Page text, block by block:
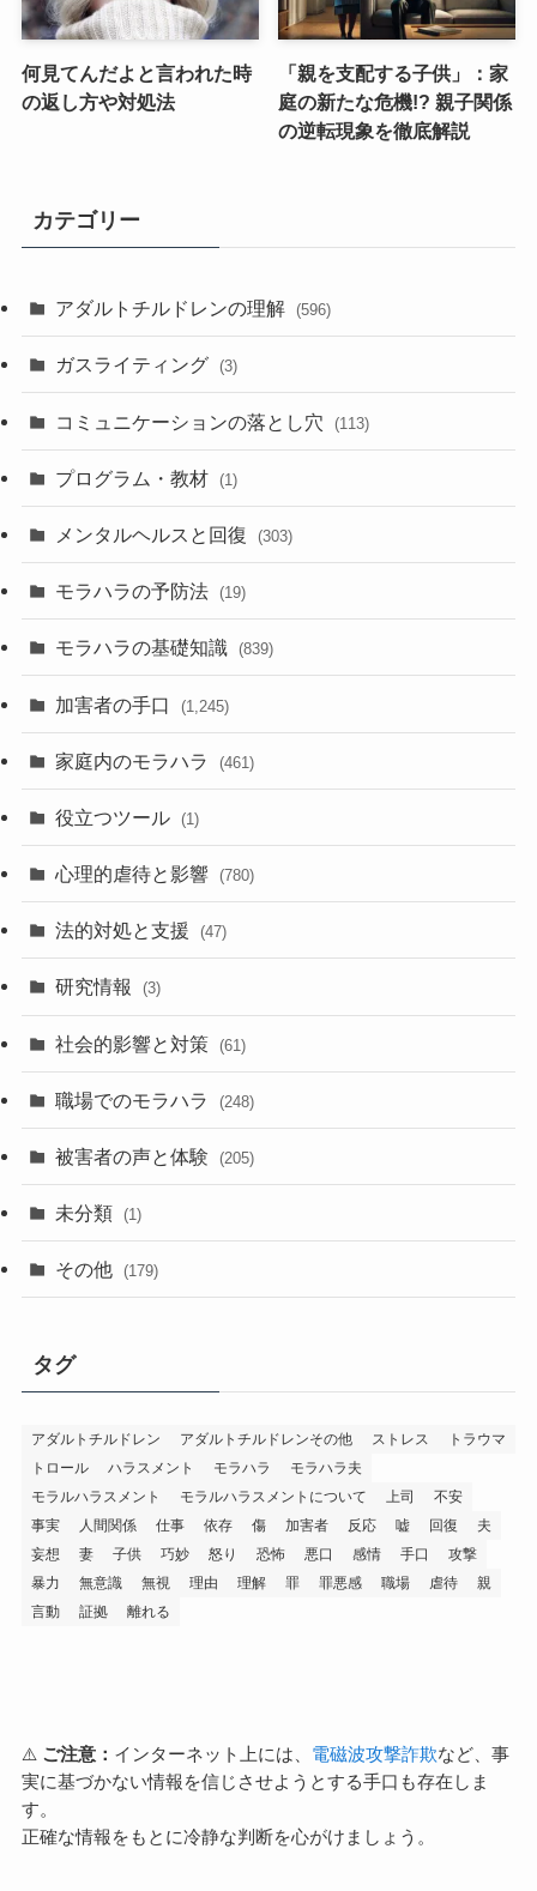
何見てんだよと言われた時
の返し方や対処法
「親を支配する子供」：家
庭の新たな危機!? 親子関係
の逆転現象を徹底解説
カテゴリー
アダルトチルドレンの理解 (596)
ガスライティング (3)
コミュニケーションの落とし穴 (113)
プログラム・教材 (1)
メンタルヘルスと回復 (303)
モラハラの予防法 (19)
モラハラの基礎知識 (839)
加害者の手口 (1,245)
家庭内のモラハラ (461)
役立つツール (1)
心理的虐待と影響 (780)
法的対処と支援 (47)
研究情報 (3)
社会的影響と対策 (61)
職場でのモラハラ (248)
被害者の声と体験 (205)
未分類 (1)
その他 (179)
タグ
アダルトチルドレン アダルトチルドレンその他 ストレス
トラウマ
トロール
ハラスメント モラハラ
モラハラ夫
モラルハラスメント
モラルハラスメントについて 上司
不安
事実
人間関係 仕事 依存 傷 加害者 反応 嘘 回復
夫
妄想
妻 子供 巧妙 怒り 恐怖 悪口 感情 手口
攻撃
暴力
無意識 無視 理由 理解 罪 罪悪感 職場 虐待
親
言動
証拠 離れる
⚠️ ご注意： インターネット上には、 電磁波攻撃詐欺など、事
実に基づかない情報を信じさせようとする手口も存在しま
す。
正確な情報をもとに冷静な判断を心がけましょう。